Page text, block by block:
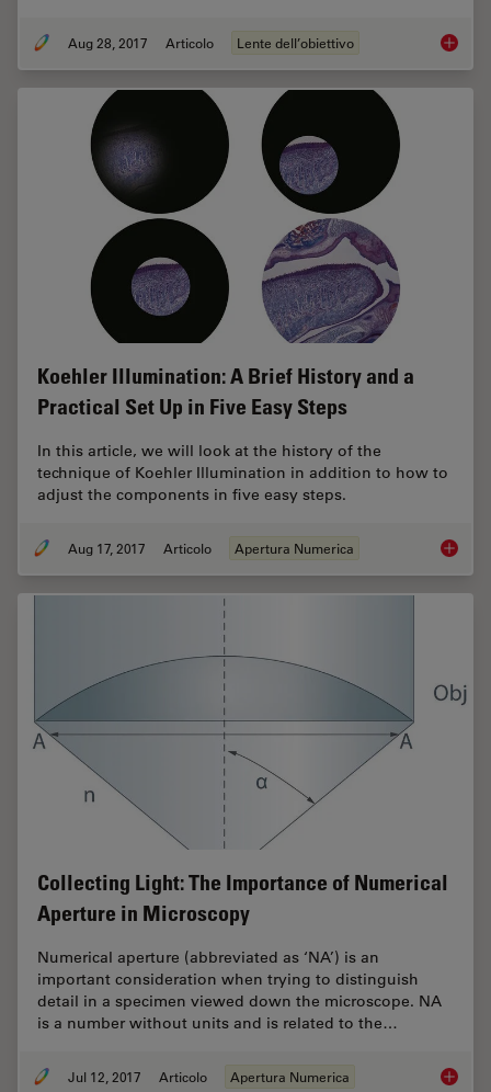
Aug 28, 2017 Articolo Lente dell’obiettivo
Koehler Illumination: A Brief History and a
Practical Set Up in Five Easy Steps
In this article, we will look at the history of the
technique of Koehler Illumination in addition to how to
adjust the components in five easy steps.
Aug 17, 2017 Articolo Apertura Numerica
Collecting Light: The Importance of Numerical
Aperture in Microscopy
Numerical aperture (abbreviated as ‘NA’) is an
important consideration when trying to distinguish
detail in a specimen viewed down the microscope. NA
is a number without units and is related to the…
Jul 12, 2017 Articolo Apertura Numerica